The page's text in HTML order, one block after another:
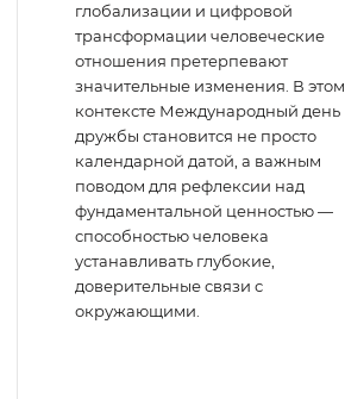
глобализации и цифровой
трансформации человеческие
отношения претерпевают
значительные изменения. В этом
контексте Международный день
дружбы становится не просто
календарной датой, а важным
поводом для рефлексии над
фундаментальной ценностью —
способностью человека
устанавливать глубокие,
доверительные связи с
окружающими.